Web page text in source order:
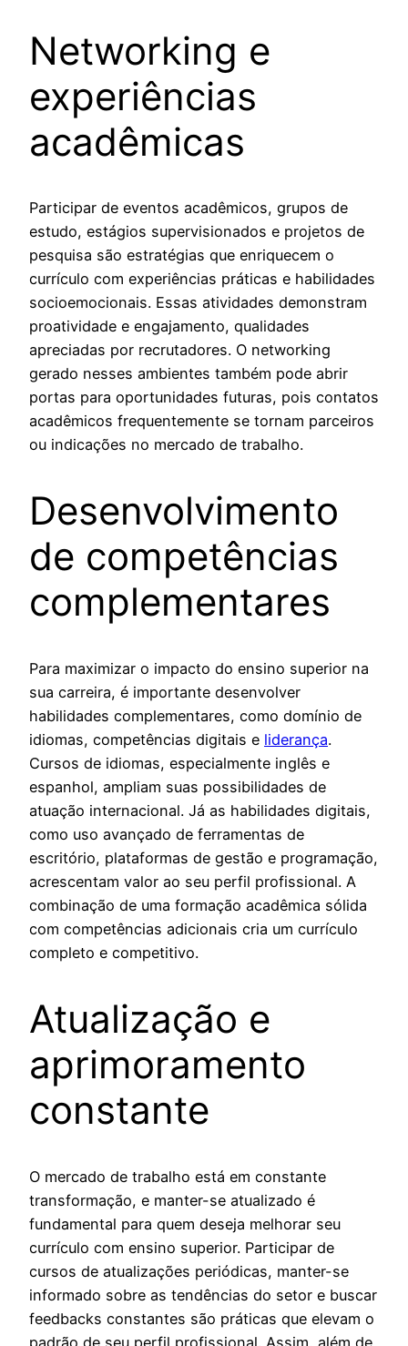
Networking e
experiências
acadêmicas
Participar de eventos acadêmicos, grupos de
estudo, estágios supervisionados e projetos de
pesquisa são estratégias que enriquecem o
currículo com experiências práticas e habilidades
socioemocionais. Essas atividades demonstram
proatividade e engajamento, qualidades
apreciadas por recrutadores. O networking
gerado nesses ambientes também pode abrir
portas para oportunidades futuras, pois contatos
acadêmicos frequentemente se tornam parceiros
ou indicações no mercado de trabalho.
Desenvolvimento
de competências
complementares
Para maximizar o impacto do ensino superior na
sua carreira, é importante desenvolver
habilidades complementares, como domínio de
idiomas, competências digitais e liderança.
Cursos de idiomas, especialmente inglês e
espanhol, ampliam suas possibilidades de
atuação internacional. Já as habilidades digitais,
como uso avançado de ferramentas de
escritório, plataformas de gestão e programação,
acrescentam valor ao seu perfil profissional. A
combinação de uma formação acadêmica sólida
com competências adicionais cria um currículo
completo e competitivo.
Atualização e
aprimoramento
constante
O mercado de trabalho está em constante
transformação, e manter-se atualizado é
fundamental para quem deseja melhorar seu
currículo com ensino superior. Participar de
cursos de atualizações periódicas, manter-se
informado sobre as tendências do setor e buscar
feedbacks constantes são práticas que elevam o
padrão de seu perfil profissional. Assim, além de